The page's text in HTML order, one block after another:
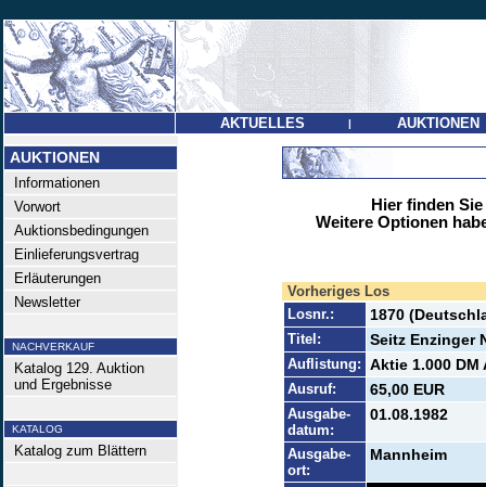
AKTUELLES | AUKTIONEN
AUKTIONEN
Informationen
Vorwort
Auktionsbedingungen
Einlieferungsvertrag
Erläuterungen
Newsletter
NACHVERKAUF
Katalog 129. Auktion
und Ergebnisse
KATALOG
Katalog zum Blättern
Hier finden
Weitere Optionen
Vorheriges Los
Losnr.:
1870
Titel: Seitz Enzinger
Auflistung: Aktie 1.000 DM
Ausruf: 65,00 EUR
Ausgabe-
datum:
01.08.1982
Ausgabe-
ort:
Mannheim